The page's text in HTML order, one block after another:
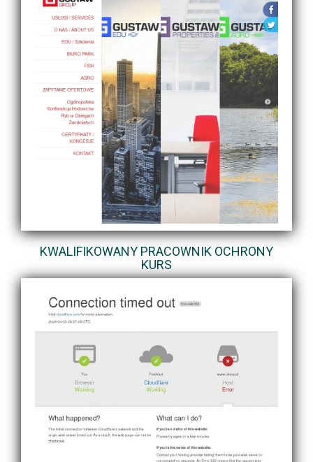
KWALIFIKOWANY PRACOWNIK OCHRONY
KURS